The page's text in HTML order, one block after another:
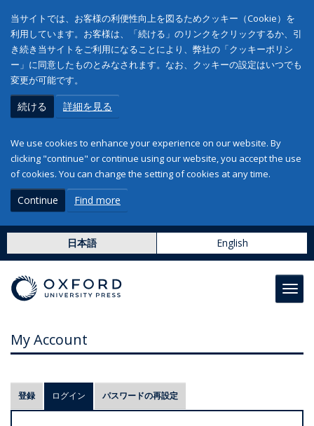
当サイトでは、お客様の利便性向上を図るためクッキー（Cookie）を
利用しています。お客様は、「続ける」のリンクをクリックするか、引
き続き当サイトをご利用になることにより、弊社の「クッキーポリシ
ー」に同意したものとみなされます。なお、クッキーの設定はいつでも
変更が可能です。
続ける 詳細を見る
We use cookies to enhance your experience on our website. By
clicking "continue" or continue using our website, you accept the use
of cookies. You can change the setting of cookies at any time.
Continue Find more
日本語 English
My Account
プ
ラ
登録 ログイン (アクティブなタブ)
パスワードの再設定